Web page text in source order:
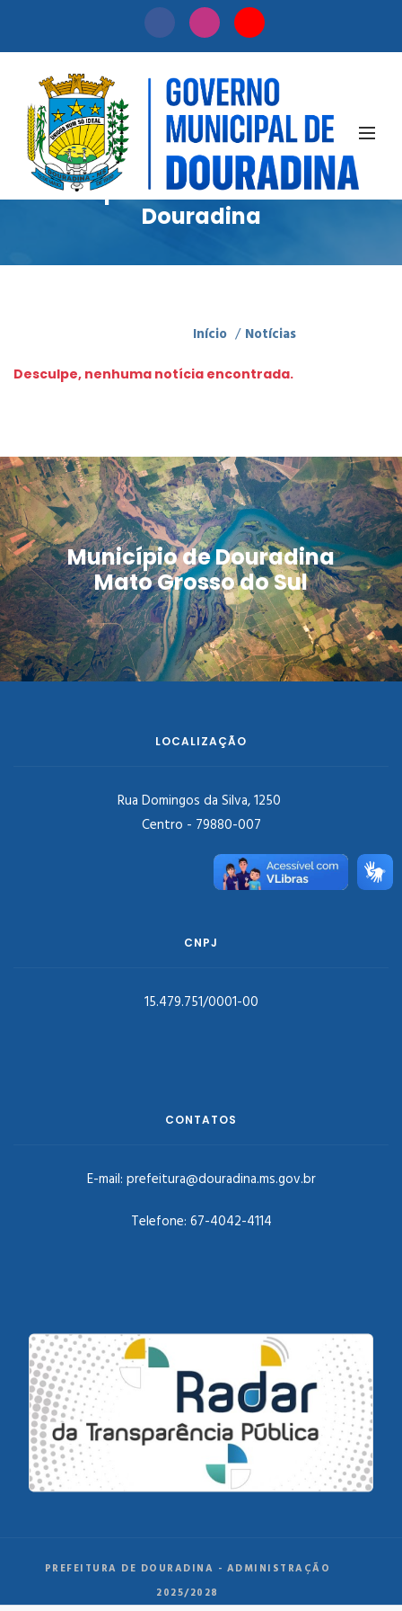
Notícias
Acompanhe as novidades de
Douradina
Início / Notícias
Desculpe, nenhuma notícia encontrada.
Município de Douradina
Mato Grosso do Sul
LOCALIZAÇÃO
Rua Domingos da Silva, 1250
Centro - 79880-007
CNPJ
15.479.751/0001-00
CONTATOS
E-mail: prefeitura@douradina.ms.gov.br
Telefone: 67-4042-4114
PREFEITURA DE DOURADINA - ADMINISTRAÇÃO
2025/2028